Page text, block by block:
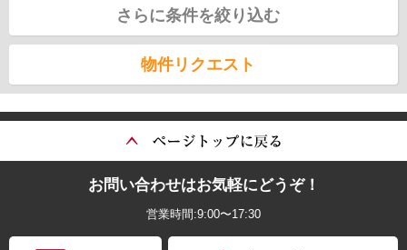
さらに条件を絞り込む
物件リクエスト
お問い合わせはお気軽にどうぞ！
営業時間:9:00〜17:30